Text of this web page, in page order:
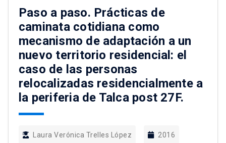
cultura local. Este es […]
Paso a paso. Prácticas de
caminata cotidiana como
mecanismo de adaptación a un
nuevo territorio residencial: el
caso de las personas
relocalizadas residencialmente a
la periferia de Talca post 27F.
Laura Verónica Trelles López 2016